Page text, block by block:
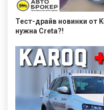
Тест-драйв новинки от
нужна Creta?!